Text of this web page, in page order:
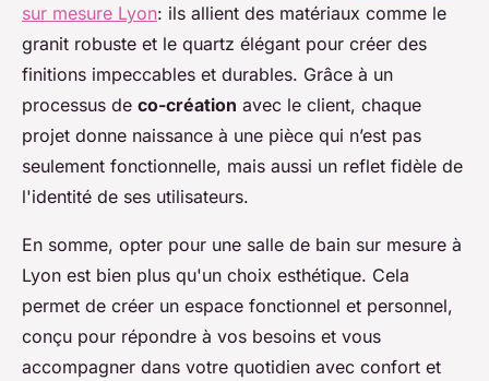
sur mesure Lyon: ils allient des matériaux comme le
granit robuste et le quartz élégant pour créer des
finitions impeccables et durables. Grâce à un
processus de co-création avec le client, chaque
projet donne naissance à une pièce qui n’est pas
seulement fonctionnelle, mais aussi un reflet fidèle de
l'identité de ses utilisateurs.
En somme, opter pour une salle de bain sur mesure à
Lyon est bien plus qu'un choix esthétique. Cela
permet de créer un espace fonctionnel et personnel,
conçu pour répondre à vos besoins et vous
accompagner dans votre quotidien avec confort et